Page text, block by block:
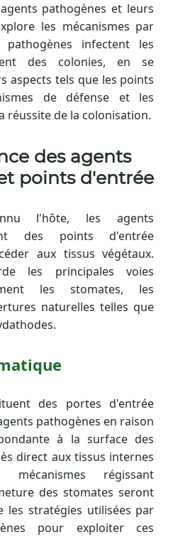
pathogènes et leurs
les mécanismes par
infectent les
des colonies, en se
aspects tels que les points
de défense et les
réussite de la colonisation.
des agents
points d'entrée
l'hôte, les agents
des points d'entrée
aux tissus végétaux.
les principales voies
les stomates, les
naturelles telles que
des portes d'entrée
pathogènes en raison
à la surface des
direct aux tissus internes
régissant
des stomates seront
les stratégies utilisées par
pour exploiter ces